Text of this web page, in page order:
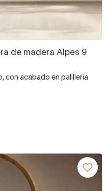
de madera Alpes 9
con acabado en palilleria